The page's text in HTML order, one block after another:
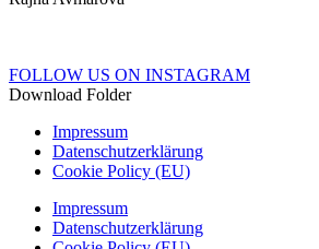
FOLLOW US ON INSTAGRAM
Download Folder
Impressum
Datenschutzerklärung
Cookie Policy (EU)
Impressum
Datenschutzerklärung